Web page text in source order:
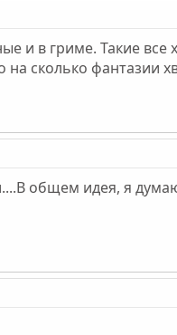
и в гриме. Такие
сколько фантазии
общем идея, я